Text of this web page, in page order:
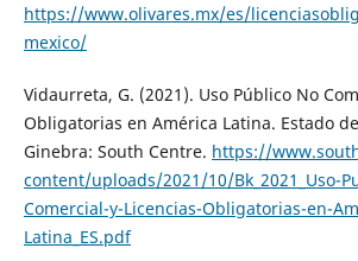
https://www.olivares.mx/es/
mexico/
Vidaurreta, G. (2021). Uso Público No
Obligatorias en América Latina. Estado
Ginebra: South Centre. https://
content/uploads/2021/10/Bk_2021_Uso-
Comercial-y-Licencias-Obligatorias-en-
Latina_ES.pdf